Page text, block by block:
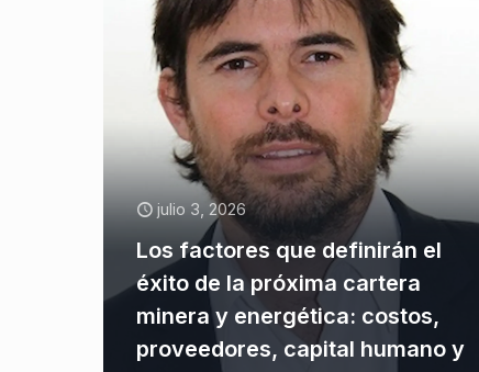
julio 3, 2026
Los factores que definirán el
éxito de la próxima cartera
minera y energética: costos,
proveedores, capital humano y